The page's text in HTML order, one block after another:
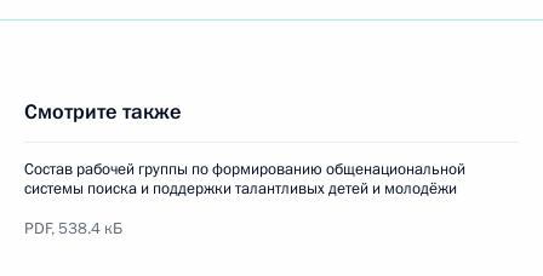
Смотрите также
Состав рабочей группы по формированию общенациональной
системы поиска и поддержки талантливых детей и молодёжи
PDF,538.4 кБ